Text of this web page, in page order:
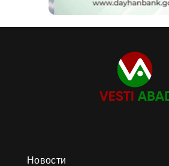
Новости